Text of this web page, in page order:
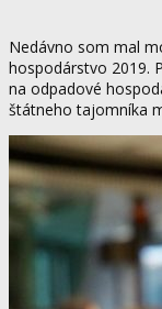
Nedávno som mal
hospodárstvo 2019.
na odpadové
štátneho tajomníka